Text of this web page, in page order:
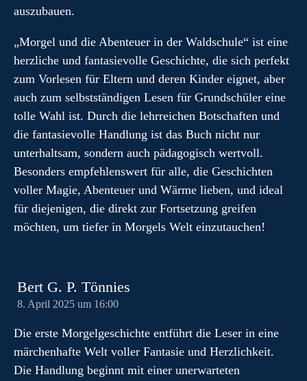
auszubauen.
„Morgel und die Abenteuer in der Waldschule“ ist eine
herzliche und fantasievolle Geschichte, die sich perfekt
zum Vorlesen für Eltern und deren Kinder eignet, aber
auch zum selbstständigen Lesen für Grundschüler eine
tolle Wahl ist. Durch die lehrreichen Botschaften und
die fantasievolle Handlung ist das Buch nicht nur
unterhaltsam, sondern auch pädagogisch wertvoll.
Besonders empfehlenswert für alle, die Geschichten
voller Magie, Abenteuer und Wärme lieben, und ideal
für diejenigen, die direkt zur Fortsetzung greifen
möchten, um tiefer in Morgels Welt einzutauchen!
Bert G. P. Tönnies
8. April 2025 um 16:00
Die erste Morgelgeschichte entführt die Leser in eine
märchenhafte Welt voller Fantasie und Herzlichkeit.
Die Handlung beginnt mit einer unerwarteten